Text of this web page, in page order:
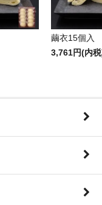
繭衣15個入
3,761円(内